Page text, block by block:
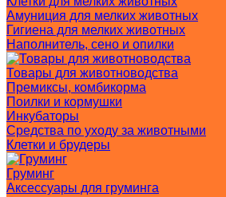
Амуниция для мелких животных
Гигиена для мелких животных
Наполнитель, сено и опилки
Товары для животноводства
Премиксы, комбикорма
Поилки и кормушки
Инкубаторы
Средства по уходу за животными
Клетки и брудеры
Груминг
Аксессуары для груминга